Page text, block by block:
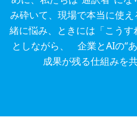
み砕いて、現場で本当に使
緒に悩み、ときには「こう
としながら、 企業とAIの“あ
成果が残る仕組みを